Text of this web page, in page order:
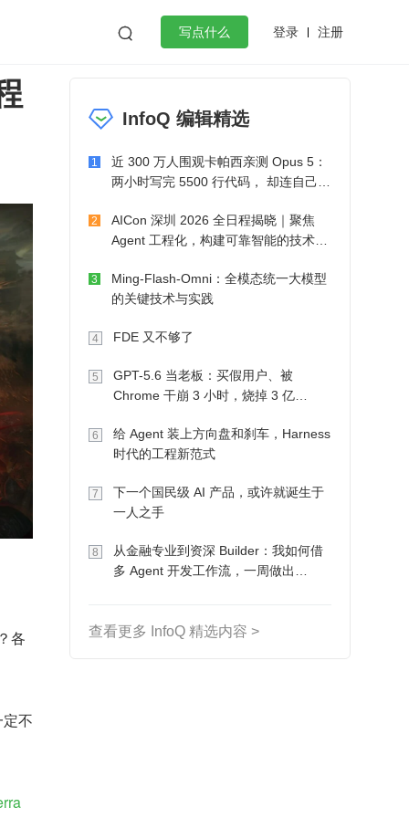
 写点什么 登录 注册
作
微服务架构 flutter
各
不
InfoQ 编辑精选
1
近 300 万人围观卡帕西亲测 Opus 5：
两小时写完 5500 行代码， 却连自己写
2
AICon 深圳 2026 全日程揭晓｜聚焦
Agent 工程化，构建可靠智能的技术路
3
Ming-Flash-Omni：全模态统一大模型
的关键技术与实践
4 FDE 又不够了
5
GPT-5.6 当老板：买假用户、被
Chrome 干崩 3 小时，烧掉 3 亿
6
给 Agent 装上方向盘和刹车，Harness
时代的工程新范式
7
下一个国民级 AI 产品，或许就诞生于
一人之手
8
从金融专业到资深 Builder：我如何借
多 Agent 开发工作流，一周做出
查看更多 InfoQ 精选内容 >